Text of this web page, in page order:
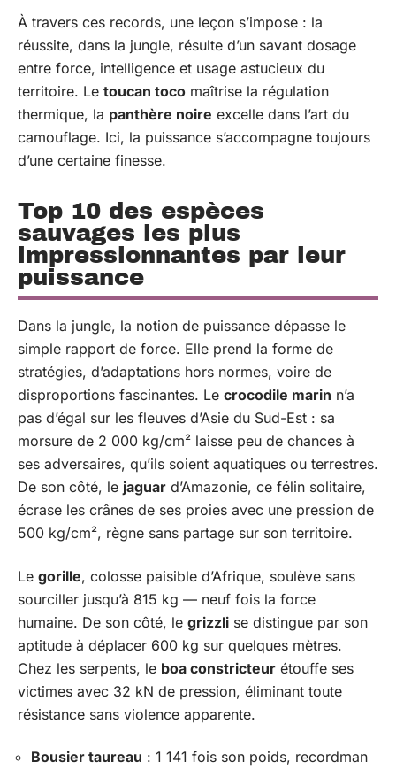
À travers ces records, une leçon s’impose : la
réussite, dans la jungle, résulte d’un savant dosage
entre force, intelligence et usage astucieux du
territoire. Le toucan toco maîtrise la régulation
thermique, la panthère noire excelle dans l’art du
camouflage. Ici, la puissance s’accompagne toujours
d’une certaine finesse.
Top 10 des espèces
sauvages les plus
impressionnantes par leur
puissance
Dans la jungle, la notion de puissance dépasse le
simple rapport de force. Elle prend la forme de
stratégies, d’adaptations hors normes, voire de
disproportions fascinantes. Le crocodile marin n’a
pas d’égal sur les fleuves d’Asie du Sud-Est : sa
morsure de 2 000 kg/cm² laisse peu de chances à
ses adversaires, qu’ils soient aquatiques ou terrestres.
De son côté, le jaguar d’Amazonie, ce félin solitaire,
écrase les crânes de ses proies avec une pression de
500 kg/cm², règne sans partage sur son territoire.
Le gorille, colosse paisible d’Afrique, soulève sans
sourciller jusqu’à 815 kg — neuf fois la force
humaine. De son côté, le grizzli se distingue par son
aptitude à déplacer 600 kg sur quelques mètres.
Chez les serpents, le boa constricteur étouffe ses
victimes avec 32 kN de pression, éliminant toute
résistance sans violence apparente.
Bousier taureau : 1 141 fois son poids, recordman